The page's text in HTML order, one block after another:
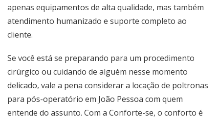
apenas equipamentos de alta qualidade, mas também
atendimento humanizado e suporte completo ao
cliente.
Se você está se preparando para um procedimento
cirúrgico ou cuidando de alguém nesse momento
delicado, vale a pena considerar a locação de poltronas
para pós-operatório em João Pessoa com quem
entende do assunto. Com a Conforte-se, o conforto é